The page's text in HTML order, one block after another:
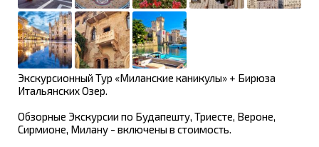
Экскурсионный Тур «Миланские каникулы» + Бирюза
Итальянских Озер.
Обзорные Экскурсии по Будапешту, Триесте, Вероне,
Сирмионе, Милану - включены в стоимость.